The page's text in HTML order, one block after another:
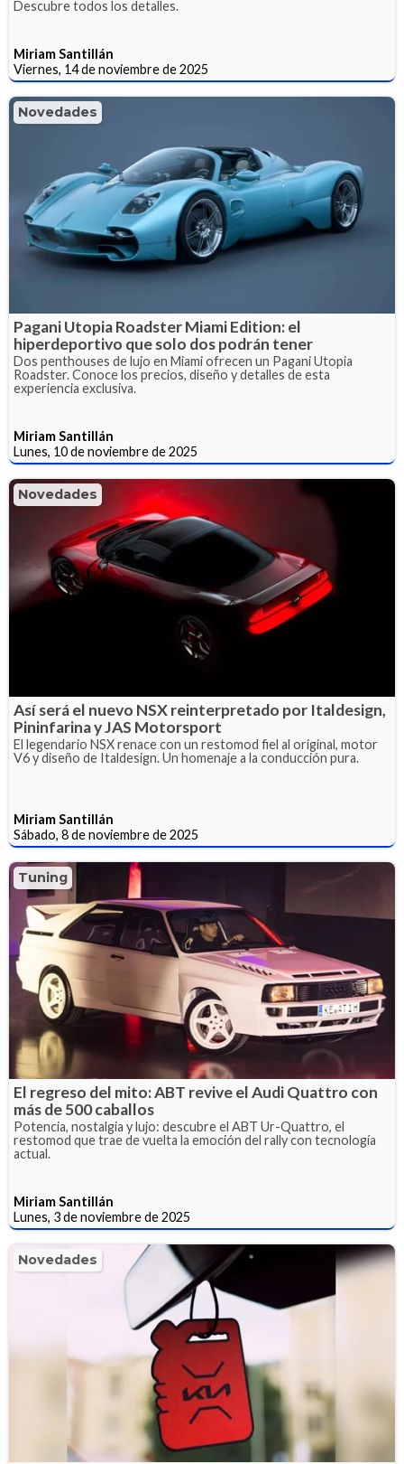
Descubre todos los detalles.
Miriam Santillán
Viernes, 14 de noviembre de 2025
Novedades
Pagani Utopia Roadster Miami Edition: el
hiperdeportivo que solo dos podrán tener
Dos penthouses de lujo en Miami ofrecen un Pagani Utopia
Roadster. Conoce los precios, diseño y detalles de esta
experiencia exclusiva.
Miriam Santillán
Lunes, 10 de noviembre de 2025
Novedades
Así será el nuevo NSX reinterpretado por Italdesign,
Pininfarina y JAS Motorsport
El legendario NSX renace con un restomod fiel al original, motor
V6 y diseño de Italdesign. Un homenaje a la conducción pura.
Miriam Santillán
Sábado, 8 de noviembre de 2025
Tuning
El regreso del mito: ABT revive el Audi Quattro con
más de 500 caballos
Potencia, nostalgia y lujo: descubre el ABT Ur-Quattro, el
restomod que trae de vuelta la emoción del rally con tecnología
actual.
Miriam Santillán
Lunes, 3 de noviembre de 2025
Novedades